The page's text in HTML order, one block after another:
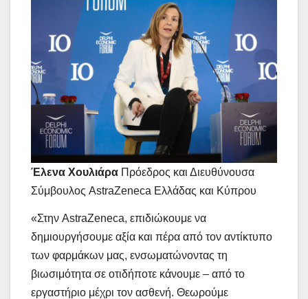
Έλενα Χουλιάρα Πρόεδρος και Διευθύνουσα
Σύμβουλος AstraZeneca Ελλάδας και Κύπρου
«Στην AstraZeneca, επιδιώκουμε να
δημιουργήσουμε αξία και πέρα από τον αντίκτυπο
των φαρμάκων μας, ενσωματώνοντας τη
βιωσιμότητα σε οτιδήποτε κάνουμε – από το
εργαστήριο μέχρι τον ασθενή. Θεωρούμε